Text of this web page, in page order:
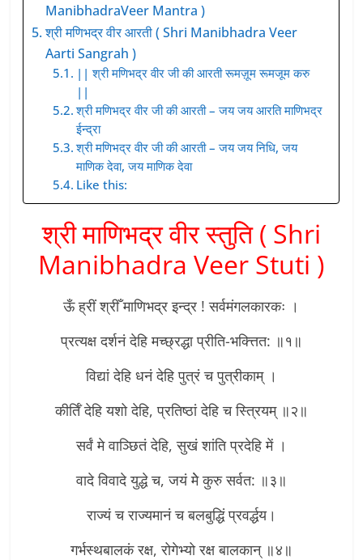
ManibhadraVeer Mantra )
श्री मणिभद्र वीर आरती ( Shri Manibhadra Veer
Aarti Sangrah )
|| श्री मणिभद्र वीर जी की आरती रूमज़ूम रूमजूम करु
||
श्री मणिभद्र वीर जी की आरती – जय जय आरति माणिभद्र
ईन्द्रा
श्री मणिभद्र वीर जी की आरती – जय जय निधि, जय
माणिक देवा, जय माणिक देवा
Like this:
श्री माणिभद्र वीर स्तुति ( Shri
Manibhadra Veer Stuti )
ऊँ ह्रीं श्रीँ माणिभद्र इन्द्र ! सर्वमंगलकारकः ।
प्रत्यक्ष दर्शनं देहि मच्छ्रद्धा प्रीति-भक्त्तित: ॥१॥
विद्यां देहि धनं देहि पुत्रं च पुत्रीकाम् ।
कीर्तिँ देहि यशो देहि, प्रतिष्ठां देहि च स्त्रियम् ॥२॥
सर्वं मे वाञ्छितं देहि, सुखं शांति प्रदेहि में ।
वादे विवादे युद्धे च, जयं मेे कुरु सर्वत: ॥३॥
राज्यं च राज्यमानं च बलबुद्धिं प्रवर्द्धय।
गर्भस्थबालकं रक्ष, रोगेभ्यो रक्ष बालकान् ॥४॥